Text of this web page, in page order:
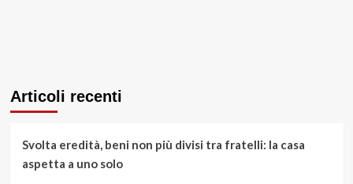
Articoli recenti
Svolta eredità, beni non più divisi tra fratelli: la casa
aspetta a uno solo